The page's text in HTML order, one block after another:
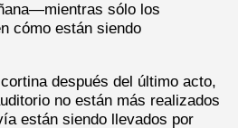
sólo los
cómo están siendo
después del último acto,
no están más realizados
están siendo llevados por